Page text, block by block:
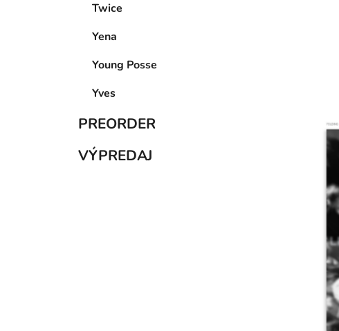
Twice
Yena
Young Posse
Yves
PREORDER
VÝPREDAJ